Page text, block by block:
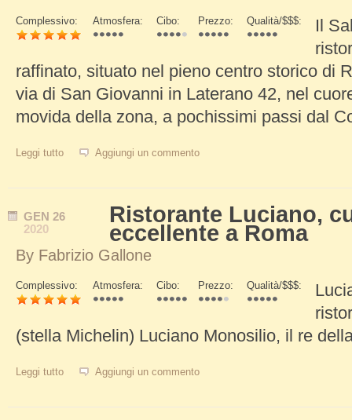
Schede Verticali
Complessivo: Atmosfera: Cibo: Prezzo: Qualità/$$$:
Il
raffinato, situato nel pieno centro storico di
via di San Giovanni in Laterano 42, nel
movida della zona, a pochissimi passi dal
Leggi tutto su Il Salotto del Colosseo, ristorante elegante e di qualità
Aggiungi un commento
GEN 26
2020
Ristorante Luciano,
eccellente a Roma
By Fabrizio Gallone
Schede Verticali
Complessivo: Atmosfera: Cibo: Prezzo: Qualità/$$$:
(stella Michelin) Luciano Monosilio, il re
Leggi tutto su Ristorante Luciano, cucina italiana eccellente a Roma
Aggiungi un commento